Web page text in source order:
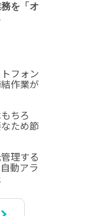
を「オ
フォン
作業が
ちろ
ため節
理する
動アラ